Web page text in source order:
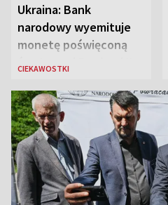
Ukraina: Bank
narodowy wyemituje
monetę poświęconą
św. Janowi Pawłowi II
CIEKAWOSTKI